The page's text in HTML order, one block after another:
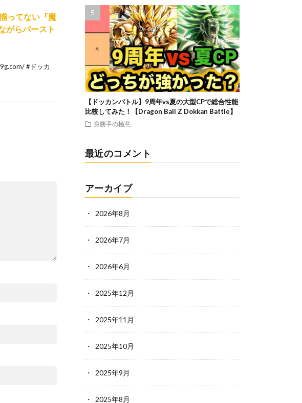
ってない『魔
がらバースト
#ドッカ
【ドッカンバトル】9周年vs夏の大型CPで総合性能
比較してみた！【Dragon Ball Z Dokkan Battle】
身勝手の極意
最近のコメント
アーカイブ
2026年8月
2026年7月
2026年6月
2025年12月
2025年11月
2025年10月
2025年9月
2025年8月